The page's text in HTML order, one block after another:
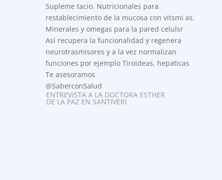
Supleme tacio. Nutricionales para
restablecimiento de la mucosa con vitsmi as.
Minerales y omegas para la pared celulsr
Así recupera la funcionalidad y regenera
neurotrasmisores y a la vez normalizan
funciones por ejemplo Tiroideas, hepaticas
Te asesoramos
@SaberconSalud
ENTREVISTA A LA DOCTORA ESTHER
DE LA PAZ EN SANTIVERI